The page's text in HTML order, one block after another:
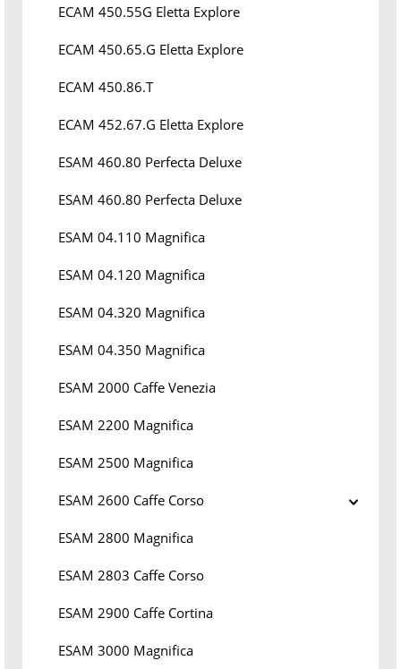
ECAM 450.55G Eletta Explore
ECAM 450.65.G Eletta Explore
ECAM 450.86.T
ECAM 452.67.G Eletta Explore
ESAM 460.80 Perfecta Deluxe
ESAM 460.80 Perfecta Deluxe
ESAM 04.110 Magnifica
ESAM 04.120 Magnifica
ESAM 04.320 Magnifica
ESAM 04.350 Magnifica
ESAM 2000 Caffe Venezia
ESAM 2200 Magnifica
ESAM 2500 Magnifica
ESAM 2600 Caffe Corso
ESAM 2800 Magnifica
ESAM 2803 Caffe Corso
ESAM 2900 Caffe Cortina
ESAM 3000 Magnifica